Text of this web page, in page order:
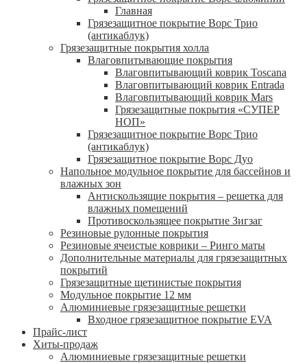
Главная
Грязезащитное покрытие Ворс Трио
(антикаблук)
Грязезащитные покрытия холла
Влаговпитывающие покрытия
Влаговпитывающий коврик Toscana
Влаговпитывающий коврик Entrada
Влаговпитывающий коврик Mars
Грязезащитные покрытия «СУПЕР
НОП»
Грязезащитное покрытие Ворс Трио
(антикаблук)
Грязезащитное покрытие Ворс Дуо
Напольное модульное покрытие для бассейнов и
влажных зон
Антискользящие покрытия – решетка для
влажных помещений
Противоскользящее покрытие Зигзаг
Резиновые рулонные покрытия
Резиновые ячеистые коврики – Ринго маты
Дополнительные материалы для грязезащитных
покрытий
Грязезащитные щетинистые покрытия
Модульное покрытие 12 мм
Алюминиевые грязезащитные решетки
Входное грязезащитное покрытие EVA
Прайс-лист
Хиты-продаж
Алюминиевые грязезащитные решетки